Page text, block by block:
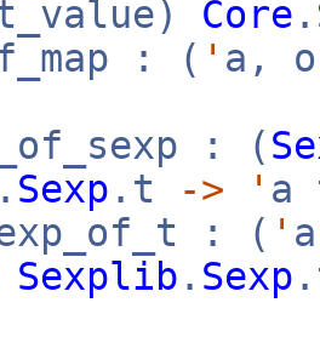
Core .
: ( ' a,
: (
. Sexp .t -> ' a
: ( '
Sexplib . Sexp